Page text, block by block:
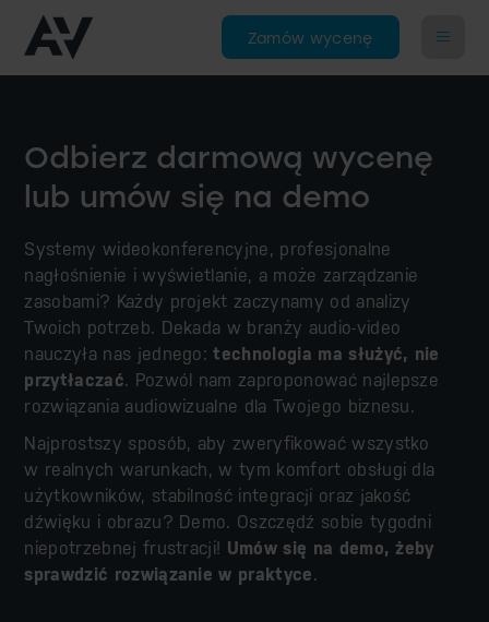
Zamów wycenę
Odbierz darmową wycenę
lub umów się na demo
Systemy wideokonferencyjne, profesjonalne
nagłośnienie i wyświetlanie, a może zarządzanie
zasobami? Każdy projekt zaczynamy od analizy
Twoich potrzeb. Dekada w branży audio-video
nauczyła nas jednego:technologia ma służyć, nie
przytłaczać. Pozwól nam zaproponować najlepsze
rozwiązania audiowizualne dla Twojego biznesu.
Najprostszy sposób, aby zweryfikować wszystko
w realnych warunkach, w tym komfort obsługi dla
użytkowników, stabilność integracji oraz jakość
dźwięku i obrazu? Demo. Oszczędź sobie tygodni
niepotrzebnej frustracji! Umów się na demo, żeby
sprawdzić rozwiązanie w praktyce.